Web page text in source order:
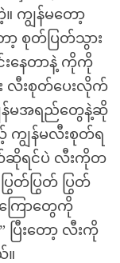
ကျွန်မတော့
ာ့ စုတ်ပြတ်သွား
းနေတာနဲ့ ကိုကို
း လီးစုတ်ပေးလိုက်
မအရည်တွေနဲ့ဆို
ကျွန်မလီးစုတ်ရ
ဆိုရင်ပဲ လီးကိုတ
ပြွတ် ပြွတ်
ောတွေကို
ပြီးတော့ လီးကို
။